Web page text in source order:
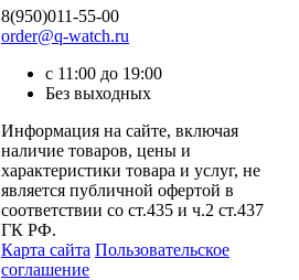
8(950)011-55-00
order@q-watch.ru
с 11:00 до 19:00
Без выходных
Информация на сайте, включая
наличие товаров, цены и
характеристики товара и услуг, не
является публичной офертой в
соответствии со ст.435 и ч.2 ст.437
ГК РФ.
Карта сайта Пользовательское
соглашение